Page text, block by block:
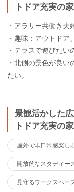
トドア充実の
・アラサー共働き夫
・趣味：アウトド
・テラスで遊びたい
・北側の景色が良
たい。
景観活かした
トドア充実の
屋外で非日常感楽し
開放的なスタディー
見守るワークスペー